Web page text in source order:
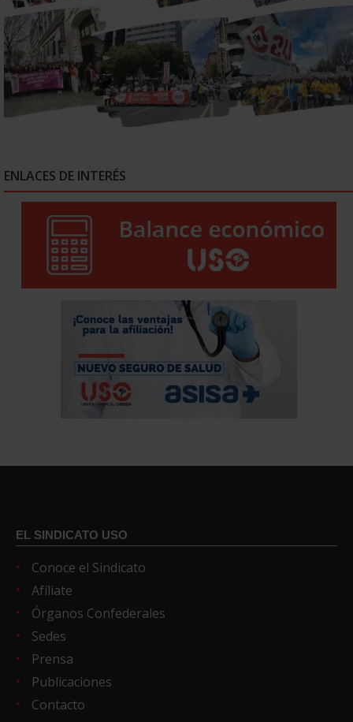
ENLACES DE INTERÉS
EL SINDICATO USO
Conoce el Sindicato
Afíliate
Órganos Confederales
Sedes
Prensa
Publicaciones
Contacto